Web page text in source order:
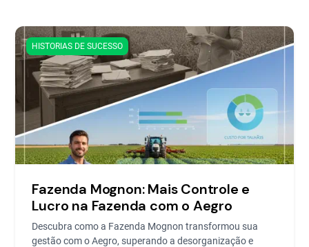
HISTORIAS DE SUCESSO
Fazenda Mognon: Mais Controle e
Lucro na Fazenda com o Aegro
Descubra como a Fazenda Mognon transformou sua
gestão com o Aegro, superando a desorganização e